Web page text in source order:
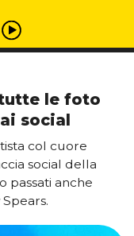
le foto
social
col cuore
social della
passati anche